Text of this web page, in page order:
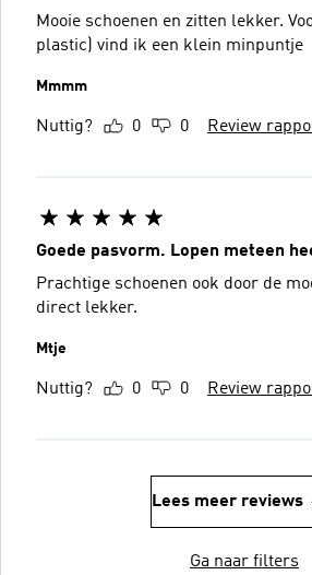
Mooie schoenen en zitten lekker.
plastic) vind ik een klein minpuntje
Mmmm
Nuttig? 0 0 Review
Goede pasvorm. Lopen meteen
Prachtige schoenen ook door de
direct lekker.
Mtje
Nuttig? 0 0 Review
Lees meer reviews
Ga naar filters